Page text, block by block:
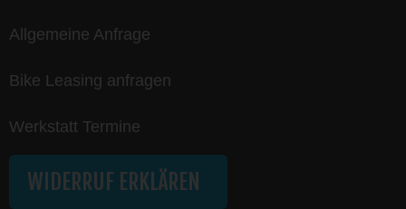
Allgemeine Anfrage
Bike Leasing anfragen
Werkstatt Termine
WIDERRUF ERKLÄREN